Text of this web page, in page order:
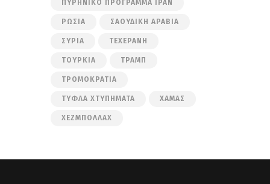
ΠΥΡΗΝΙΚΌ ΠΡΌΓΡΑΜΜΑ ΙΡΆΝ
ΡΩΣΊΑ ΣΑΟΥΔΙΚΉ ΑΡΑΒΊΑ
ΣΥΡΊΑ ΤΕΧΕΡΆΝΗ
ΤΟΥΡΚΊΑ ΤΡΑΜΠ
ΤΡΟΜΟΚΡΑΤΊΑ
ΤΥΦΛΆ ΧΤΥΠΉΜΑΤΑ ΧΑΜΆΣ
ΧΕΖΜΠΟΛΛΆΧ